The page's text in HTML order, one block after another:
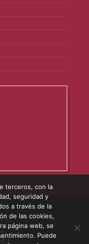
terceros, con la
seguridad y
a través de la
de las cookies,
página web, se
Puede